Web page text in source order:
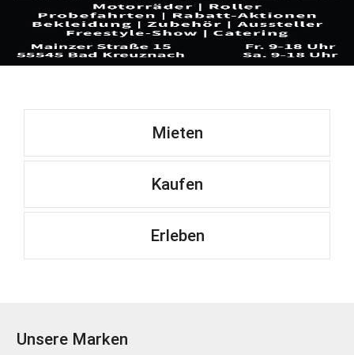
Mieten
Kaufen
Erleben
Unsere Marken